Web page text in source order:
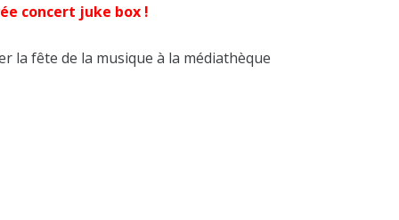
concert juke box !
la fête de la musique à la médiathèque